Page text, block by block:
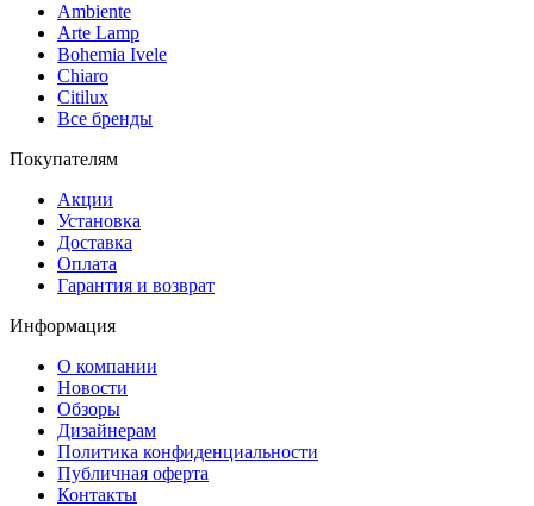
Ambiente
Arte Lamp
Bohemia Ivele
Chiaro
Citilux
Все бренды
Покупателям
Акции
Установка
Доставка
Оплата
Гарантия и возврат
Информация
О компании
Новости
Обзоры
Дизайнерам
Политика конфиденциальности
Публичная оферта
Контакты